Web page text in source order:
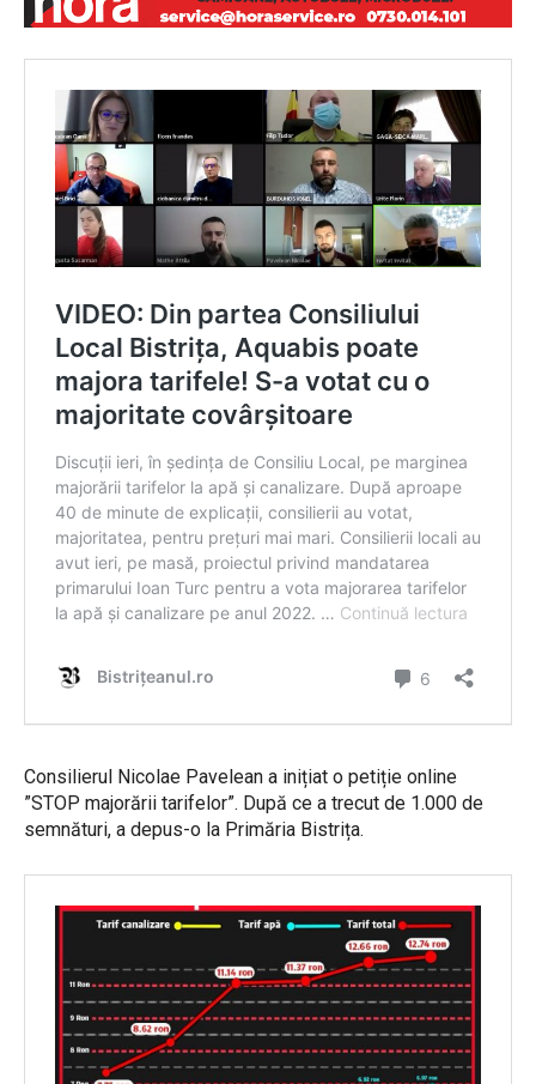
Consilierul Nicolae Pavelean a inițiat o petiție online
”STOP majorării tarifelor”. După ce a trecut de 1.000 de
semnături, a depus-o la Primăria Bistrița.